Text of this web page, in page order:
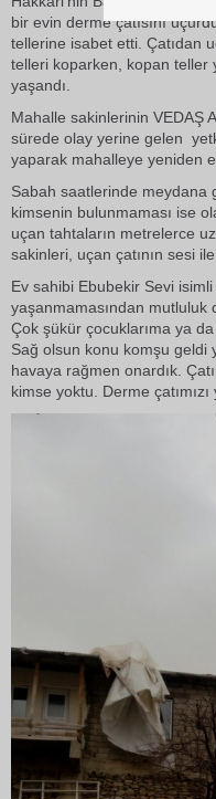
bir evin derme çatısını
tellerine isabet etti. Çatıdan
telleri koparken, kopan teller
yaşandı.
Mahalle sakinlerinin VEDAŞ
sürede olay yerine gelen
yaparak mahalleye yeniden
Sabah saatlerinde meydana
kimsenin bulunmaması ise
uçan tahtaların metrelerce
sakinleri, uçan çatının sesi
Ev sahibi Ebubekir Sevi isimli
yaşanmamasından
Çok şükür çocuklarıma ya
Sağ olsun konu komşu geldi
havaya rağmen onardık.
kimse yoktu. Derme